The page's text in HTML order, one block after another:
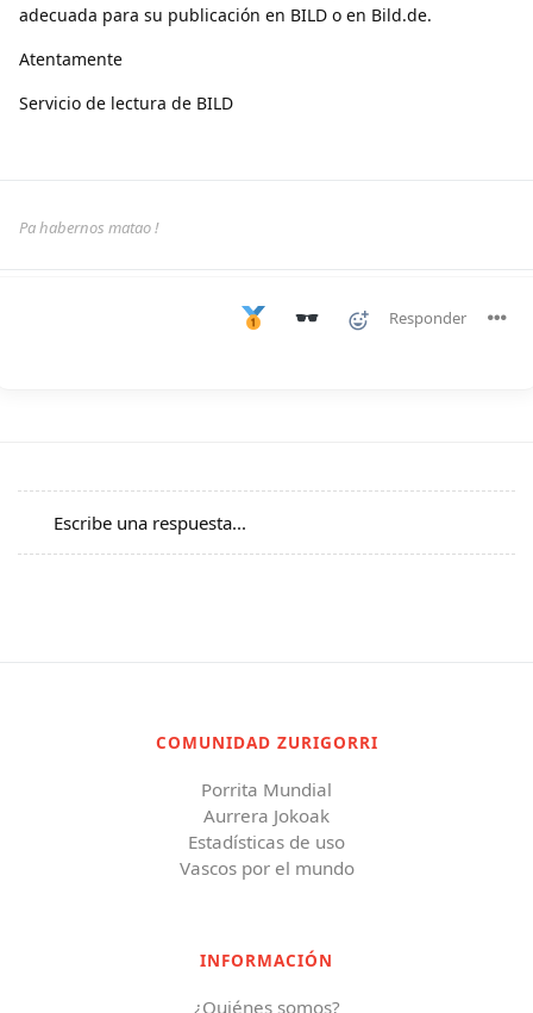
adecuada para su publicación en BILD o en Bild.de.
Atentamente
Servicio de lectura de BILD
Pa habernos matao !
Responder
Escribe una respuesta...
COMUNIDAD ZURIGORRI
Porrita Mundial
Aurrera Jokoak
Estadísticas de uso
Vascos por el mundo
INFORMACIÓN
¿Quiénes somos?